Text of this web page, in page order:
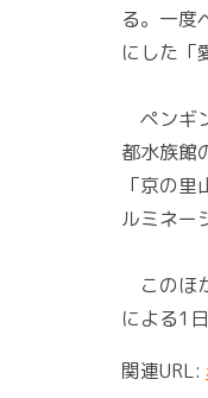
る。一度
にした「
ペンギ
都水族館
「京の
ルミネー
このほ
による1
関連URL: